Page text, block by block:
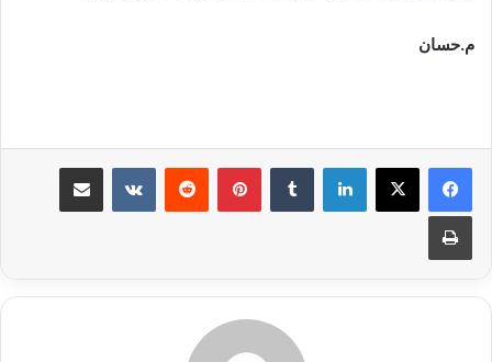
م.حسان
لينكدإن بينتيريست
طباعة